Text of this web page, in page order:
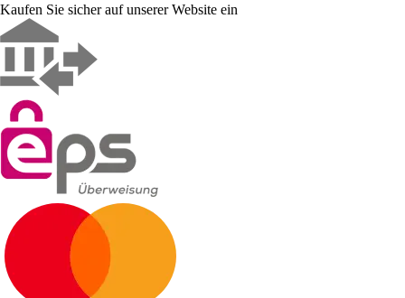
Kaufen Sie sicher auf unserer Website ein